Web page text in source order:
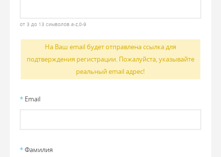
от 3 до 13 символов a-z,0-9
На Ваш email будет отправлена ссылка для
подтверждения регистрации. Пожалуйста, указывайте
реальный email адрес!
* Email
*Фамилия